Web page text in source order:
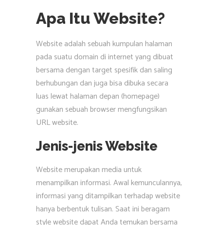
Apa Itu Website?
Website adalah sebuah kumpulan halaman
pada suatu domain di internet yang dibuat
bersama dengan target spesifik dan saling
berhubungan dan juga bisa dibuka secara
luas lewat halaman depan (homepage)
gunakan sebuah browser mengfungsikan
URL website.
Jenis-jenis Website
Website merupakan media untuk
menampilkan informasi. Awal kemunculannya,
informasi yang ditampilkan terhadap website
hanya berbentuk tulisan. Saat ini beragam
style website dapat Anda temukan bersama